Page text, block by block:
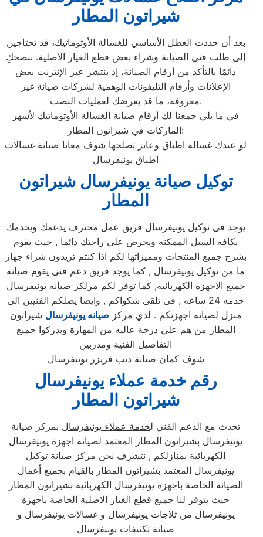
شيراتون المطار
بعد أن حددت العطل الأساسي للغسالة الأوتوماتيك، قد تحتاجين
إلى طلب فني الصيانة وشراء بعض قطع الغيار الأصلية. ننصحكِ
دائمًا بالتأكد من أرقام الصيانة، إذ ينتشر عبر الإنترنت بعض
الإعلانات وأرقام التليفونات الوهمية لشركات صيانة غير
معروفة، ما قد يعرضك لعمليات النصب.
في ما يلي جمعنا لك أرقام صيانة الغسالة الأوتوماتيك لأشهر
الماركات في شيراتون المطار:
لو عندك غسالة اطباق وعايز تصلحها شوف معانا صيانة غسالات
اطباق يونيفرسال
توكيل صيانة يونيفرسال شيراتون
المطار
يوجد فى توكيل يونيفرسال فريق عمل محترف يدعمك ويخدمك
بكافه السبل الممكنه ويحرص على راحتك دائما , حيث يقوم
بشرح جميع المنتجات ومميزاتها لكم اذا كنتم تريدون شراء جهاز
ما من توكيل يونيفرسال , كما يوجد فريق دعم فنى يقوم صيانه
جميع الاجهزه الكهربائيه, كما توفر لكم مرلكز صيانه يونيفرسال
خدمه 24 ساعه , فى تلقى شكواكم , وايضا يصلكم الفنيين الى
منزل لصيانه اجهزتكم . لدي مركز صيانه يونيفرسال شيراتون
المطار من هم علي درجة عاليه من المهارة ويدركوا جميع
التفاصيل الفنية ومدربين
شوف كمان صيانة ديب فريزر يونيفرسال
رقم خدمة عملاء يونيفرسال
شيراتون المطار
تحدث مع الدعم الفني لخدمة عملاء يونيفرسال بمركز صيانة
يونيفرسال بشيراتون المطار المعتمد لصيانة اجهزة يونيفرسال
الكهربائية بمنازلكم , نتشرف نحن مركز صيانة توكيل
يونيفرسال المعتمد بشيراتون المطار بالقيام بجميع أعمال
الصيانة الخاصة باجهزة يونيفرسال الكهربائية بشيراتون المطار
حيث يتوفر لنا جميع قطع الغيار الاصلية الخاصة باجهزة
يونيفرسال من ثلاجات يونيفرسال و غسالات يونيفرسال و
صيانة تكييفات يونيفرسال